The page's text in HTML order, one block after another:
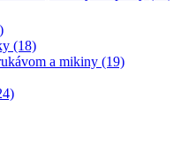
(18)
a mikiny (19)